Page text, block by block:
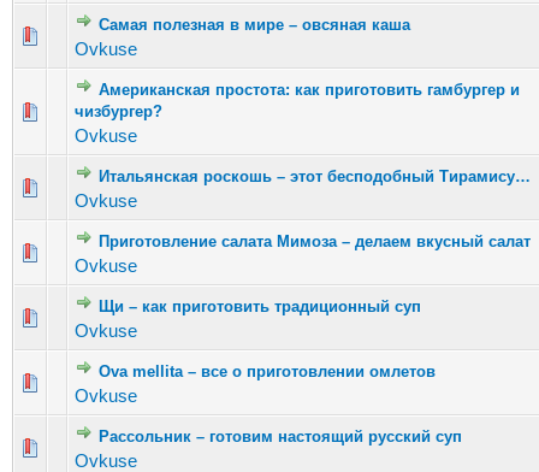
Самая полезная в мире – овсяная каша
Ovkuse
Голосов: 8 - Средняя оценка: 2.13 из 5
1234 5
Американская простота: как приготовить гамбургер и
чизбургер?
Ovkuse
Голосов: 6 - Средняя оценка: 2.67 из 5
Итальянская роскошь – этот бесподобный Тирамису…
Ovkuse
Голосов: 8 - Средняя оценка: 2.63 из 5
1 2345
Приготовление салата Мимоза – делаем вкусный салат
Ovkuse
Голосов: 12 - Средняя оценка: 2.42 из 5
123 45
Щи – как приготовить традиционный суп
Ovkuse
Голосов: 9 - Средняя оценка: 2.56 из 5
12 3 45
Ova mellita – все о приготовлении омлетов
Ovkuse
Голосов: 4 - Средняя оценка: 2.75 из 5
234 5
Рассольник – готовим настоящий русский суп
Ovkuse
Голосов: 6 - Средняя оценка: 3.33 из 5
1 34 5